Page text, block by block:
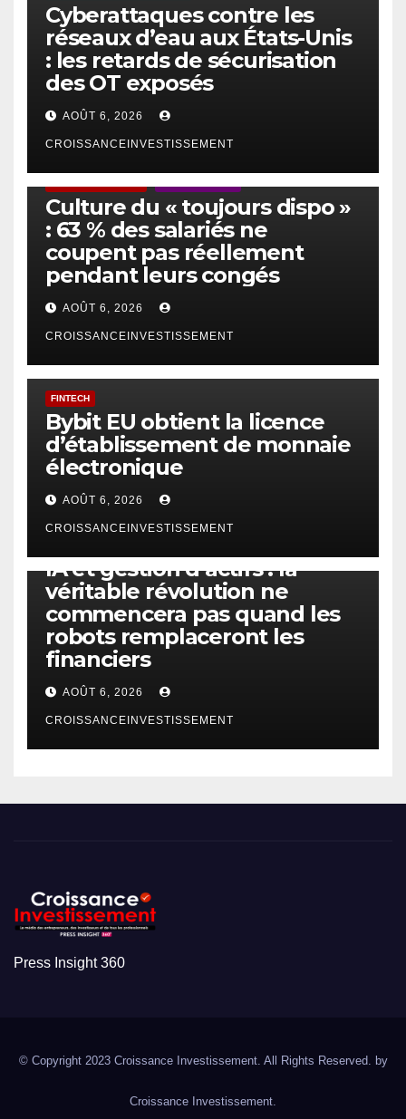
Cyberattaques contre les
réseaux d’eau aux États-Unis
: les retards de sécurisation
des OT exposés
AOÛT 6, 2026
CROISSANCEINVESTISSEMENT
Culture du « toujours dispo »
: 63 % des salariés ne
coupent pas réellement
pendant leurs congés
AOÛT 6, 2026
CROISSANCEINVESTISSEMENT
FINTECH
Bybit EU obtient la licence
d’établissement de monnaie
électronique
AOÛT 6, 2026
CROISSANCEINVESTISSEMENT
IA et gestion d’actifs : la
véritable révolution ne
commencera pas quand les
robots remplaceront les
financiers
AOÛT 6, 2026
CROISSANCEINVESTISSEMENT
Press Insight 360
© Copyright 2023 Croissance Investissement. All Rights Reserved. by
Croissance Investissement.